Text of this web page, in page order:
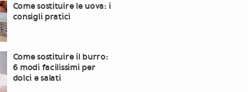
Come sostituire le uova: i
consigli pratici
Come sostituire il burro:
6 modi facilissimi per
dolci e salati